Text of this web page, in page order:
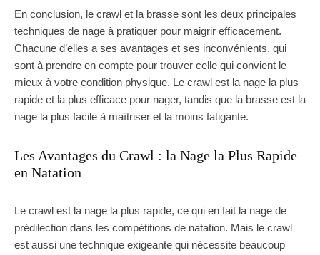
En conclusion, le crawl et la brasse sont les deux principales
techniques de nage à pratiquer pour maigrir efficacement.
Chacune d’elles a ses avantages et ses inconvénients, qui
sont à prendre en compte pour trouver celle qui convient le
mieux à votre condition physique. Le crawl est la nage la plus
rapide et la plus efficace pour nager, tandis que la brasse est la
nage la plus facile à maîtriser et la moins fatigante.
Les Avantages du Crawl : la Nage la Plus Rapide
en Natation
Le crawl est la nage la plus rapide, ce qui en fait la nage de
prédilection dans les compétitions de natation. Mais le crawl
est aussi une technique exigeante qui nécessite beaucoup